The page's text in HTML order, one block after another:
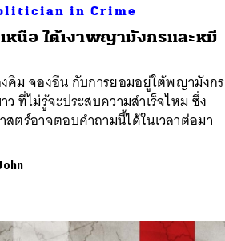
in Crime
หนือ ใต้เงาพญามังกรและหมี
คิม จองอึน กับการยอมอยู่ใต้พญามังกร
ว ที่ไม่รู้จะประสบความสำเร็จไหม ซึ่ง
สตร์อาจตอบคำถามนี้ได้ในเวลาต่อมา